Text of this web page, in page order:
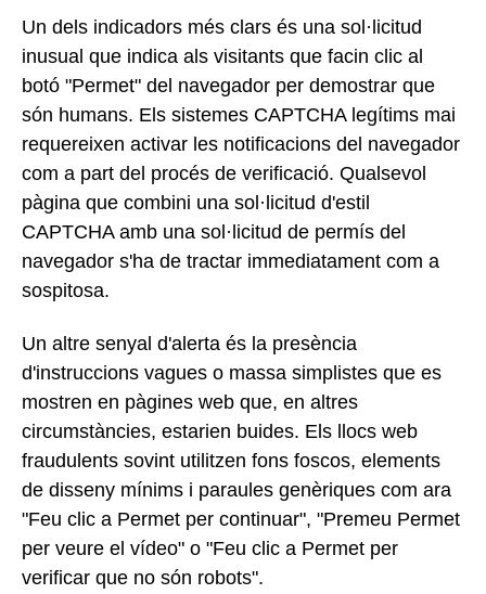
Un dels indicadors més clars és una sol·licitud
inusual que indica als visitants que facin clic al
botó "Permet" del navegador per demostrar que
són humans. Els sistemes CAPTCHA legítims mai
requereixen activar les notificacions del navegador
com a part del procés de verificació. Qualsevol
pàgina que combini una sol·licitud d'estil
CAPTCHA amb una sol·licitud de permís del
navegador s'ha de tractar immediatament com a
sospitosa.
Un altre senyal d'alerta és la presència
d'instruccions vagues o massa simplistes que es
mostren en pàgines web que, en altres
circumstàncies, estarien buides. Els llocs web
fraudulents sovint utilitzen fons foscos, elements
de disseny mínims i paraules genèriques com ara
"Feu clic a Permet per continuar", "Premeu Permet
per veure el vídeo" o "Feu clic a Permet per
verificar que no són robots".